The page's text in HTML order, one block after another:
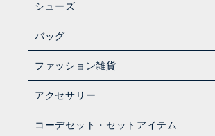
シューズ
バッグ
ファッション雑貨
アクセサリー
コーデセット・セットアイテム